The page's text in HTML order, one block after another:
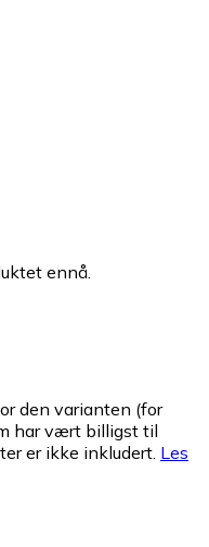
ennå.
den varianten (for
har vært billigst til
er ikke inkludert. Les